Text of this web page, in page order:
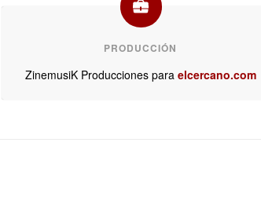
PRODUCCIÓN
ZinemusiK Producciones para elcercano.com